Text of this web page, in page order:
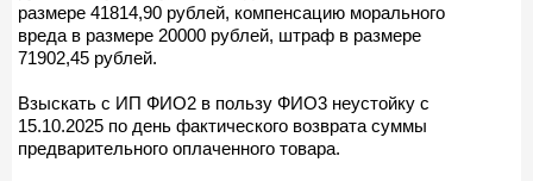
размере 41814,90 рублей, компенсацию морального
вреда в размере 20000 рублей, штраф в размере
71902,45 рублей.
Взыскать с ИП ФИО2 в пользу ФИО3 неустойку с
15.10.2025 по день фактического возврата суммы
предварительного оплаченного товара.